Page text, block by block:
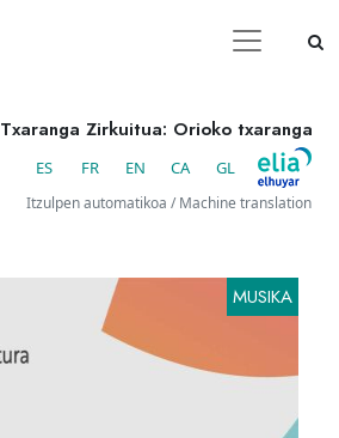
Txaranga Zirkuitua: Orioko txaranga
ES FR EN CA GL
Itzulpen automatikoa / Machine translation
MUSIKA